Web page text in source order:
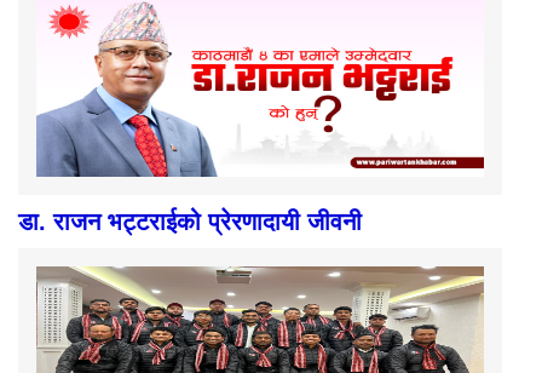
डा. राजन भट्टराईको प्रेरणादायी जीवनी